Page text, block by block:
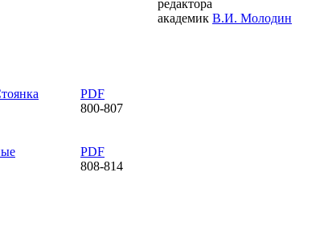
PDF
800-807
PDF
808-814
редактора
академик В.И. Молодин